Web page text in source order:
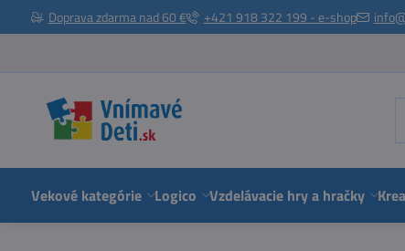
Doprava zdarma nad 60 € +421 918 322 199 - e-shop
Vekové kategórie Logico Vzdelávacie hry a hračky